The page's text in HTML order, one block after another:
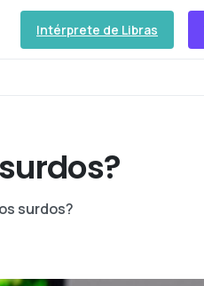
Intérprete de Libras
surdos?